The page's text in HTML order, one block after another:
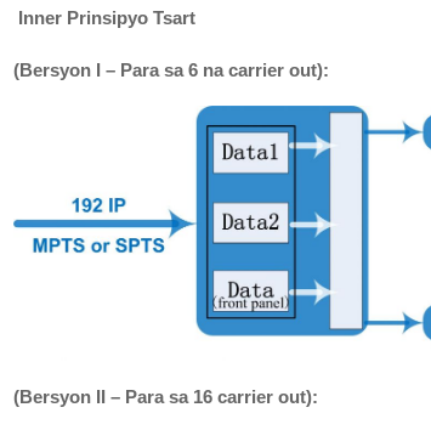
Inner Prinsipyo Tsart
(Bersyon I – Para sa 6 na carrier out):
(Bersyon II – Para sa 16 carrier out):